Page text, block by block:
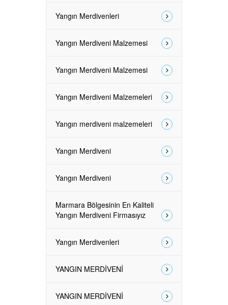
Yangın Merdivenleri
Yangın Merdiveni Malzemesi
Yangın Merdiveni Malzemesi
Yangın Merdiveni Malzemeleri
Yangın merdiveni malzemeleri
Yangın Merdiveni
Yangın Merdiveni
Marmara Bölgesinin En Kaliteli
Yangın Merdiveni Firmasıyız
Yangın Merdivenleri
YANGIN MERDİVENİ
YANGIN MERDİVENİ